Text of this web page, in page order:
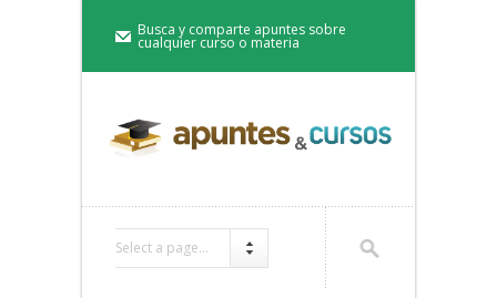
Busca y comparte apuntes sobre
cualquier curso o materia
Select a page...